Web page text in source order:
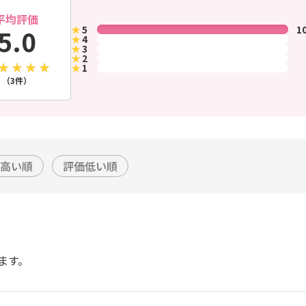
均評価
（3件）
★5
★4
★3
★ 2
★ 1
い順 評価低い順
。